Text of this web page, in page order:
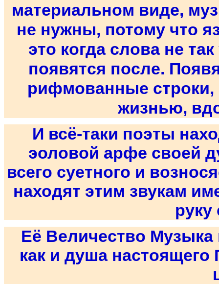
материальном виде,
не нужны, потому что
это когда слова не
появятся после.
рифмованные строки,
жизнью,
И всё-таки поэты
эоловой арфе своей
всего суетного и
находят этим звукам
руку
Её Величество
как и душа настоящего